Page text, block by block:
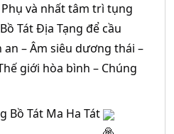
và nhất tâm trì tụng
Tát Địa Tạng để cầu
– Âm siêu dương thái –
giới hòa bình – Chúng
Bồ Tát Ma Ha Tát